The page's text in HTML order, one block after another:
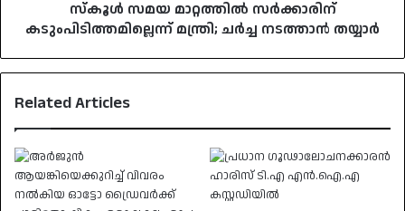
സ്‌കൂൾ സമയ മാറ്റത്തിൽ സർക്കാരിന്
കടുംപിടിത്തമില്ലെന്ന് മന്ത്രി; ചർച്ച നടത്താൻ തയ്യാർ
Related Articles